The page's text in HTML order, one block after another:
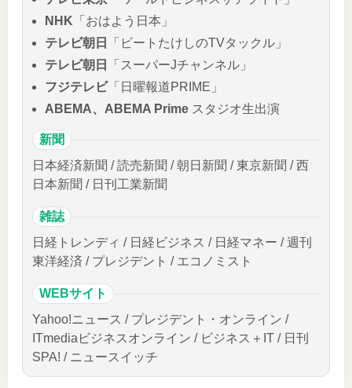
NHK 「おはよう日本」
テレビ朝日
「ビートたけしのTVタックル」
テレビ朝日
「スーパーJチャンネル」
フジテレビ「日曜報道PRIME」
ABEMA、ABEMA Prime スタジオ生出演
新聞
日本経済新聞 / 読売新聞 / 朝日新聞 / 東京新聞 / 西
日本新聞 / 日刊工業新聞
雑誌
日経トレンディ / 日経ビジネス / 日経マネー / 週刊
東洋経済 / プレジデント / エコノミスト
WEBサイト
Yahoo!ニュース / プレジデント・オンライン /
ITmediaビジネスオンライン / ビジネス＋IT / 日刊
SPA! / ニュースイッチ